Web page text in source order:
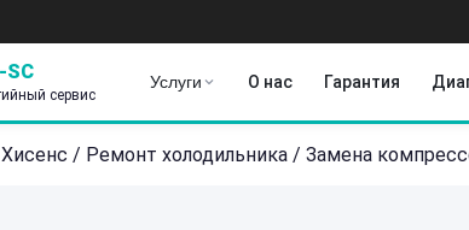
SC
сервис
Услуги О нас Гарантия
/ Ремонт холодильника / Замена